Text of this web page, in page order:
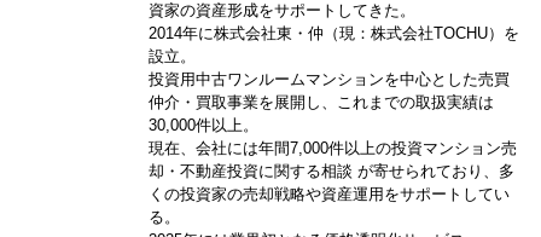
資家の資産形成をサポートしてきた。
2014年に株式会社東・仲（現：株式会社TOCHU）を
設立。
投資用中古ワンルームマンションを中心とした売買
仲介・買取事業を展開し、これまでの取扱実績は
30,000件以上。
現在、会社には年間7,000件以上の投資マンション売
却・不動産投資に関する相談 が寄せられており、多
くの投資家の売却戦略や資産運用をサポートしてい
る。